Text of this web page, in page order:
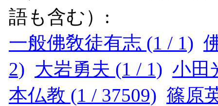
語も含む）:
一般佛敎徒有志 (1 / 1)
2) 大岩勇夫 (1 / 1) 小田
本仏教 (1 / 37509) 篠原